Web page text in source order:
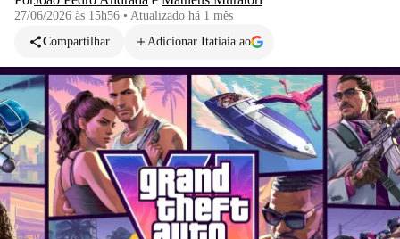
27/06/2026 às 15h56 • Atualizado há 1 mês
Compartilhar
Adicionar Itatiaia ao